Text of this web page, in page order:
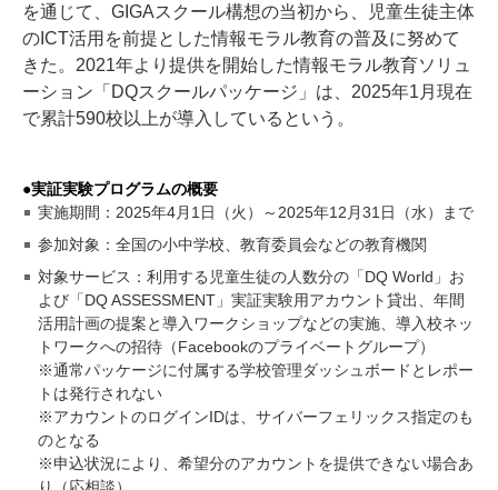
を通じて、GIGAスクール構想の当初から、児童生徒主体
のICT活用を前提とした情報モラル教育の普及に努めて
きた。2021年より提供を開始した情報モラル教育ソリュ
ーション「DQスクールパッケージ」は、2025年1月現在
で累計590校以上が導入しているという。
●実証実験プログラムの概要
実施期間：2025年4月1日（火）～2025年12月31日（水）まで
参加対象：全国の小中学校、教育委員会などの教育機関
対象サービス：利用する児童生徒の人数分の「DQ World」お
よび「DQ ASSESSMENT」実証実験用アカウント貸出、年間
活用計画の提案と導入ワークショップなどの実施、導入校ネッ
トワークへの招待（Facebookのプライベートグループ）
※通常パッケージに付属する学校管理ダッシュボードとレポー
トは発行されない
※アカウントのログインIDは、サイバーフェリックス指定のも
のとなる
※申込状況により、希望分のアカウントを提供できない場合あ
り（応相談）